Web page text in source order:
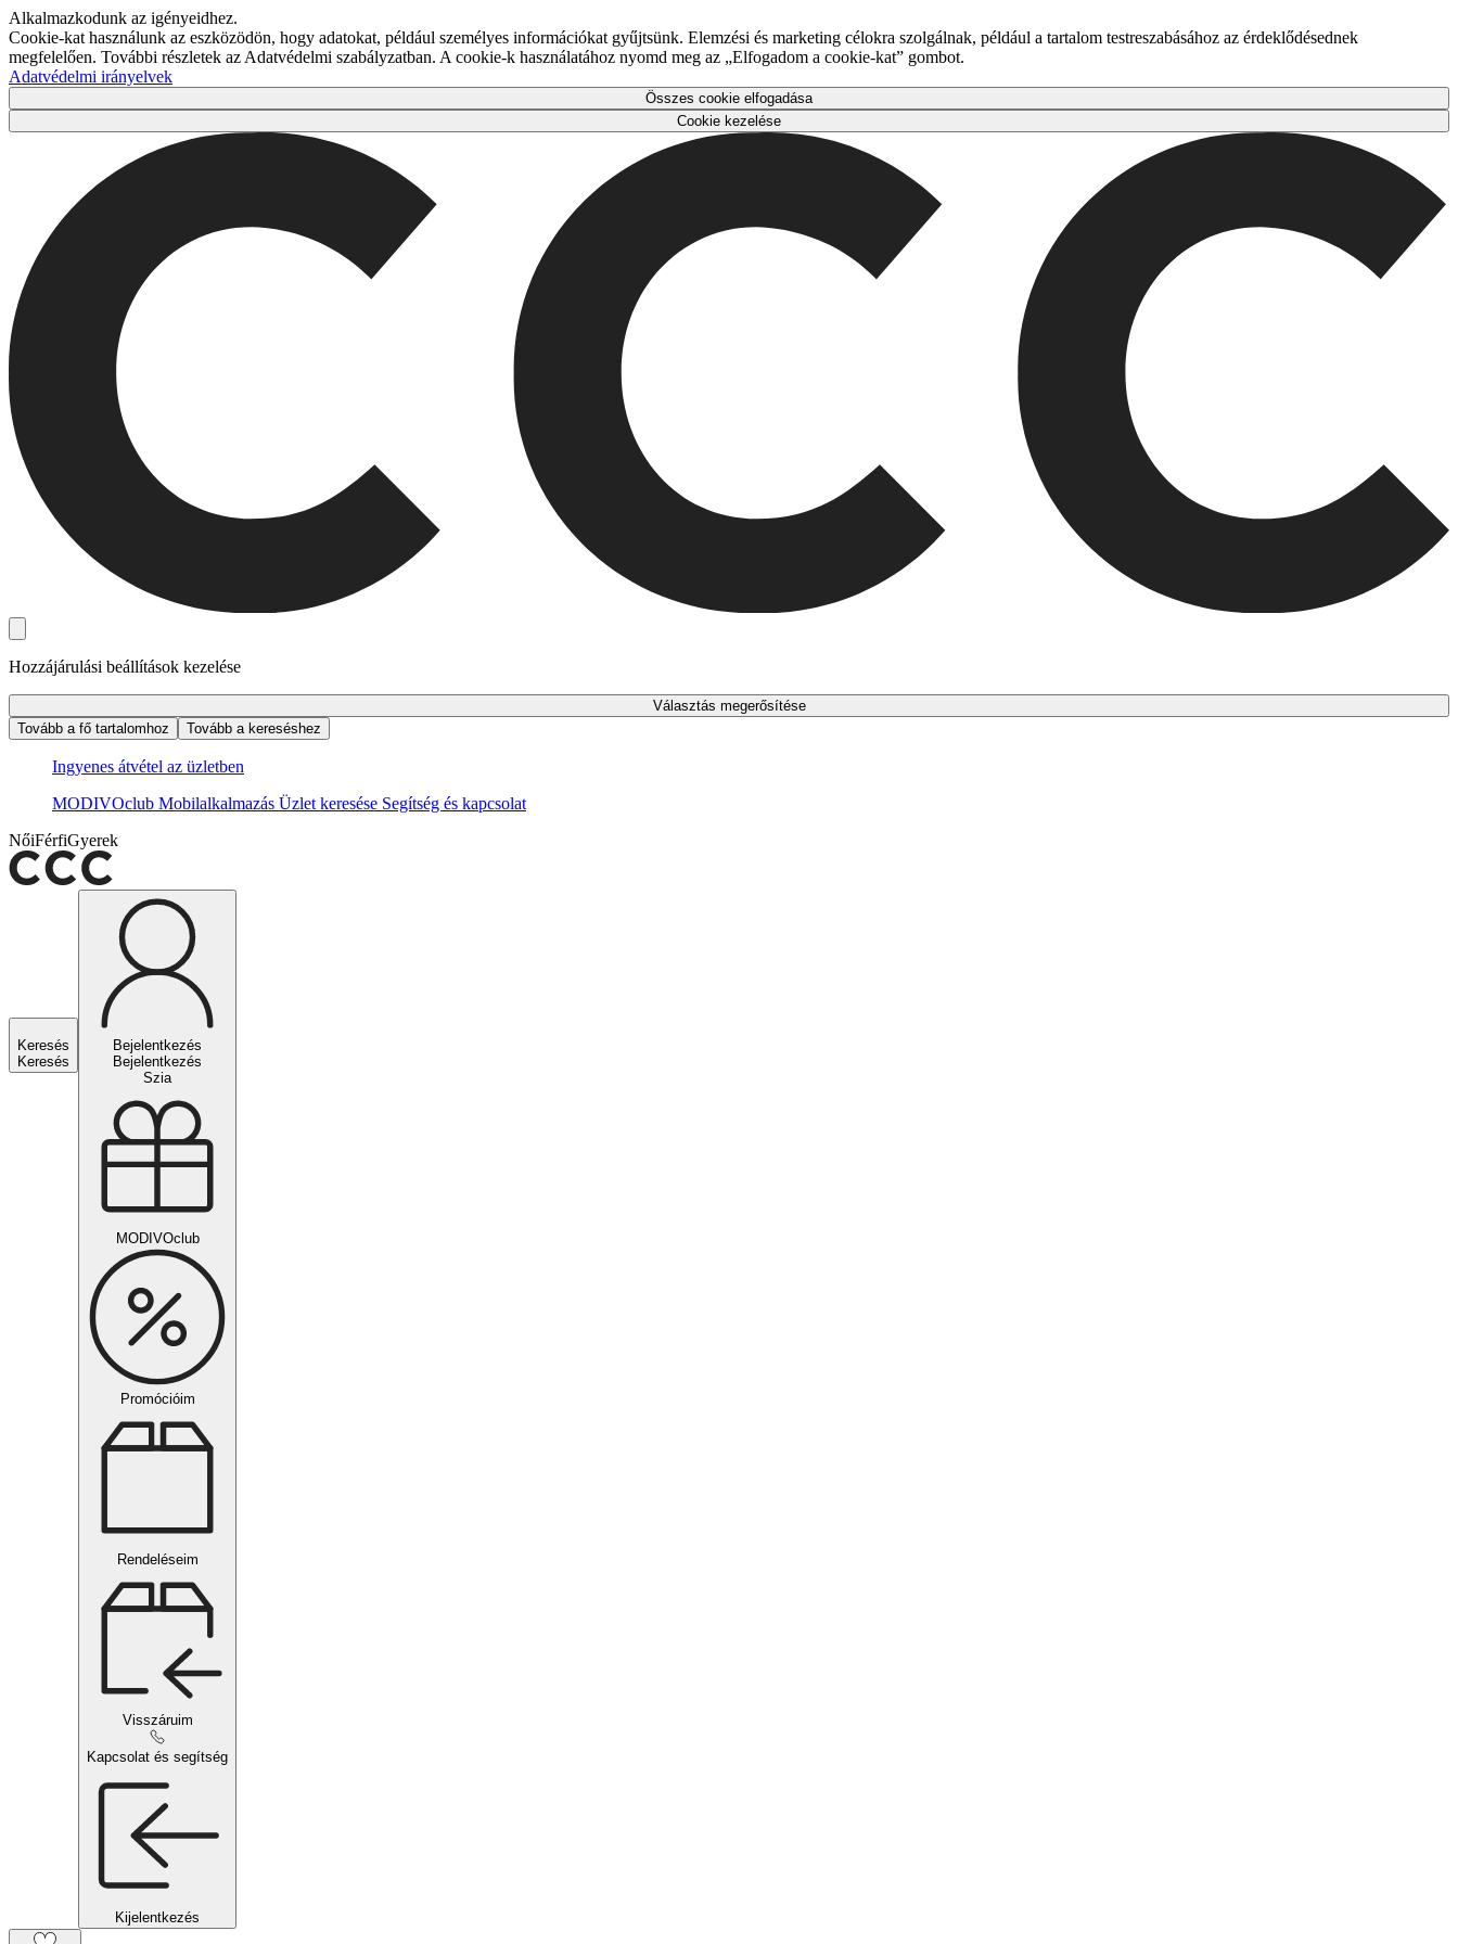
Alkalmazkodunk az igényeidhez.
Cookie-kat használunk az eszközödön, hogy adatokat, például személyes információkat gyűjtsünk. Elemzési és marketing célokra szolgálnak, például a tartalom testreszabásához az érdeklődésednek
megfelelően. További részletek az Adatvédelmi szabályzatban. A cookie-k használatához nyomd meg az „Elfogadom a cookie-kat” gombot.
Adatvédelmi irányelvek
Összes cookie elfogadása
Cookie kezelése
Hozzájárulási beállítások kezelése
Választás megerősítése
Tovább a fő tartalomhoz
Tovább a kereséshez
Ingyenes átvétel az üzletben
MODIVOclub Mobilalkalmazás Üzlet keresése Segítség és kapcsolat
NőiFérfiGyerek
Keresés
Keresés
Bejelentkezés
Bejelentkezés
Szia
MODIVOclub
Promócióim
Rendeléseim
Visszáruim
Kapcsolat és segítség
Kijelentkezés